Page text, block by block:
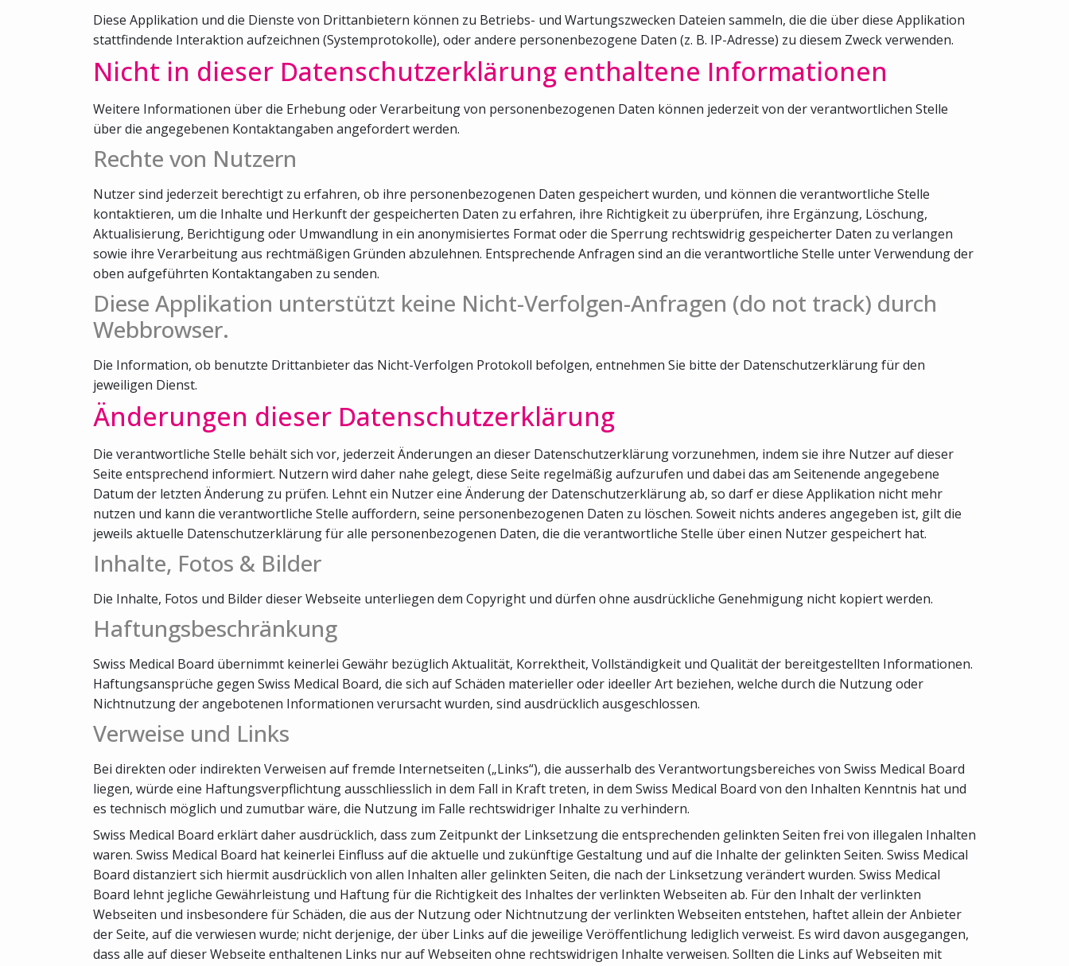
Diese Applikation und die Dienste von Drittanbietern können zu Betriebs- und Wartungszwecken Dateien sammeln, die die über diese Applikation
stattfindende Interaktion aufzeichnen (Systemprotokolle), oder andere personenbezogene Daten (z. B. IP-Adresse) zu diesem Zweck verwenden.
Nicht in dieser Datenschutzerklärung enthaltene Informationen
Weitere Informationen über die Erhebung oder Verarbeitung von personenbezogenen Daten können jederzeit von der verantwortlichen Stelle
über die angegebenen Kontaktangaben angefordert werden.
Rechte von Nutzern
Nutzer sind jederzeit berechtigt zu erfahren, ob ihre personenbezogenen Daten gespeichert wurden, und können die verantwortliche Stelle
kontaktieren, um die Inhalte und Herkunft der gespeicherten Daten zu erfahren, ihre Richtigkeit zu überprüfen, ihre Ergänzung, Löschung,
Aktualisierung, Berichtigung oder Umwandlung in ein anonymisiertes Format oder die Sperrung rechtswidrig gespeicherter Daten zu verlangen
sowie ihre Verarbeitung aus rechtmäßigen Gründen abzulehnen. Entsprechende Anfragen sind an die verantwortliche Stelle unter Verwendung der
oben aufgeführten Kontaktangaben zu senden.
Diese Applikation unterstützt keine Nicht-Verfolgen-Anfragen (do not track) durch
Webbrowser.
Die Information, ob benutzte Drittanbieter das Nicht-Verfolgen Protokoll befolgen, entnehmen Sie bitte der Datenschutzerklärung für den
jeweiligen Dienst.
Änderungen dieser Datenschutzerklärung
Die verantwortliche Stelle behält sich vor, jederzeit Änderungen an dieser Datenschutzerklärung vorzunehmen, indem sie ihre Nutzer auf dieser
Seite entsprechend informiert. Nutzern wird daher nahe gelegt, diese Seite regelmäßig aufzurufen und dabei das am Seitenende angegebene
Datum der letzten Änderung zu prüfen. Lehnt ein Nutzer eine Änderung der Datenschutzerklärung ab, so darf er diese Applikation nicht mehr
nutzen und kann die verantwortliche Stelle auffordern, seine personenbezogenen Daten zu löschen. Soweit nichts anderes angegeben ist, gilt die
jeweils aktuelle Datenschutzerklärung für alle personenbezogenen Daten, die die verantwortliche Stelle über einen Nutzer gespeichert hat.
Inhalte, Fotos & Bilder
Die Inhalte, Fotos und Bilder dieser Webseite unterliegen dem Copyright und dürfen ohne ausdrückliche Genehmigung nicht kopiert werden.
Haftungsbeschränkung
Swiss Medical Board übernimmt keinerlei Gewähr bezüglich Aktualität, Korrektheit, Vollständigkeit und Qualität der bereitgestellten Informationen.
Haftungsansprüche gegen Swiss Medical Board, die sich auf Schäden materieller oder ideeller Art beziehen, welche durch die Nutzung oder
Nichtnutzung der angebotenen Informationen verursacht wurden, sind ausdrücklich ausgeschlossen.
Verweise und Links
Bei direkten oder indirekten Verweisen auf fremde Internetseiten („Links“), die ausserhalb des Verantwortungsbereiches von Swiss Medical Board
liegen, würde eine Haftungsverpflichtung ausschliesslich in dem Fall in Kraft treten, in dem Swiss Medical Board von den Inhalten Kenntnis hat und
es technisch möglich und zumutbar wäre, die Nutzung im Falle rechtswidriger Inhalte zu verhindern.
Swiss Medical Board erklärt daher ausdrücklich, dass zum Zeitpunkt der Linksetzung die entsprechenden gelinkten Seiten frei von illegalen Inhalten
waren. Swiss Medical Board hat keinerlei Einfluss auf die aktuelle und zukünftige Gestaltung und auf die Inhalte der gelinkten Seiten. Swiss Medical
Board distanziert sich hiermit ausdrücklich von allen Inhalten aller gelinkten Seiten, die nach der Linksetzung verändert wurden. Swiss Medical
Board lehnt jegliche Gewährleistung und Haftung für die Richtigkeit des Inhaltes der verlinkten Webseiten ab. Für den Inhalt der verlinkten
Webseiten und insbesondere für Schäden, die aus der Nutzung oder Nichtnutzung der verlinkten Webseiten entstehen, haftet allein der Anbieter
der Seite, auf die verwiesen wurde; nicht derjenige, der über Links auf die jeweilige Veröffentlichung lediglich verweist. Es wird davon ausgegangen,
dass alle auf dieser Webseite enthaltenen Links nur auf Webseiten ohne rechtswidrigen Inhalte verweisen. Sollten die Links auf Webseiten mit